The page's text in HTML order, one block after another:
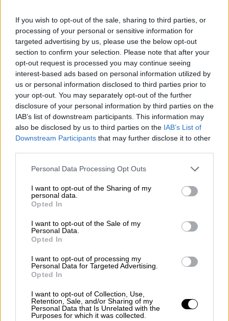
If you wish to opt-out of the sale, sharing to third parties, or
processing of your personal or sensitive information for
targeted advertising by us, please use the below opt-out
section to confirm your selection. Please note that after your
opt-out request is processed you may continue seeing
interest-based ads based on personal information utilized by
us or personal information disclosed to third parties prior to
your opt-out. You may separately opt-out of the further
disclosure of your personal information by third parties on the
IAB’s list of downstream participants. This information may
also be disclosed by us to third parties on the IAB’s List of
Downstream Participants that may further disclose it to other
Please note that this website/app uses one or more Google
not limited to your visit or usage behaviour. You may click to
grant or deny consent to Google and its third-party tags to
use your data for below specified purposes in below Google
consent section.
Personal Data Processing Opt Outs
I want to opt-out of the Sharing of my
personal data.
Opted In
I want to opt-out of the Sale of my
Personal Data.
Opted In
I want to opt-out of processing my
Personal Data for Targeted Advertising.
Opted In
I want to opt-out of Collection, Use,
Retention, Sale, and/or Sharing of my
Personal Data that Is Unrelated with the
Purposes for which it was collected.
video
Η κοπέλα εξομολογείται: « Νομίζω ότι έμαθα
πως ο αγώνας για επιβίωση είναι κάτι
πραγματικό. Πάλευα καθημερινά για να
επιβιώσω. Δεν ήξερα ποτέ ότι το είχα αυτό
μέσα μου. Είμαι πιο σκληρή απ' ότι πίστευα
ότι θα ήμουν».
φωτογραφίεςαπό τα εγκαύματά της κατά τη
διάρκεια των έξι μηνών που πέρασε στο
χειρουργικές επεμβάσεις,
οι οποίες
περιλάμβαναν και τον
δακτύλων της.
View this post on Instagram
A post shared by Stephanie Coral Browitt
(@stephaniecoral96)